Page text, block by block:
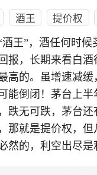
酒王 提价权
王”，酒任何时候
报，长期来看白酒
高的。虽增速减缓
能倒闭！茅台上半
跌无可跌，茅台还
那就是提价权，但
然的，利空出尽是